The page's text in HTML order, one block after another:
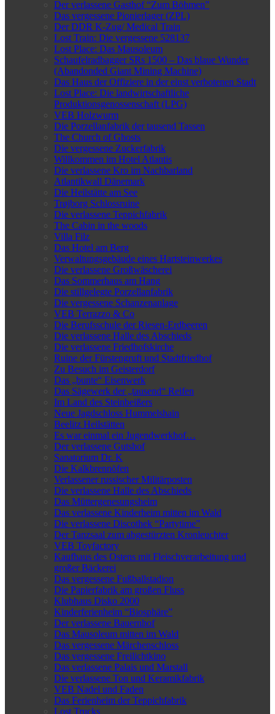
Der verlassene Gasthof “Zum Böhmen”
Das vergessene Pionierlager (ZPL)
Der DDR K-Zug/ Medical Train
Lost Train: Die vergessene 528137
Lost Place: Das Mausoleum
Schaufelradbagger SRs 1500 – Das blaue Wunder
(Abandonded Giant Mining Machine)
Das Haus der Offiziere in der einst verbotenen Stadt
Lost Place: Die landwirtschaftliche
Produktionsgenossenschaft (LPG)
VEB Holzwurm
Die Porzellanfabrik der tausend Tassen
The Church of Ghosts
Die vergessene Zuckerfabrik
Willkommen im Hotel Atlantis
Die verlassene Kro im Nachbarland
Atlantikwall Dänemark
Die Heilstätte am See
Trøjborg Schlossruine
Die verlassene Teppichfabrik
The Cabin in the woods
Villa Filz
Das Hotel am Berg
Verwaltungsgebäude eines Hartsteinwerkes
Die verlassene Großwäscherei
Das Sommerhaus am Hang
Die stillgelegte Porzellanfabrik
Die vergessene Schanzenanlage
VEB Terrazzo & Co
Die Berufsschule der Riesen-Erdbeeren
Die verlassene Halle des Abschieds
Die verlassene Friedhofskirche
Ruine der Fürstengruft und Stadtfriedhof
Zu Besuch im Geisterdorf
Das „bunte“ Eisenwerk
Das Sägewerk der „tausend“ Reifen
Im Land des Steinbeißers
Neue Jagdschloss Hummelshain
Beelitz Heilstätten
Es war einmal ein Jugendwerkhof…
Der verlassene Gutshof
Sanatorium Dr. K
Die Kalkbrennöfen
Verlassener russischer Militärposten
Die verlassene Halle des Abschieds
Das Müttergenesungsheim
Das verlassene Kinderheim mitten im Wald
Die verlassene Discothek “Partytime”
Der Tanzsaal zum abgestürzten Kronleuchter
VEB Toyfactory
Kaufhaus des Ostens mit Fleischverarbeitung und
großer Bäckerei
Das vergessene Fußballstadion
Die Papierfabrik am großen Fluss
Klubhaus Disko 2000
Kinderferienheim “Biosphäre”
Der verlassene Bauernhof
Das Mausoleum mitten im Wald
Das vergessene Märchenschloss
Das vergessene Freilichtkino
Das verlassene Palais und Marstall
Die verlassene Ton und Keramikfabrik
VEB Nadel und Faden
Das Ferienheim der Teppichfabrik
Lost Trucks